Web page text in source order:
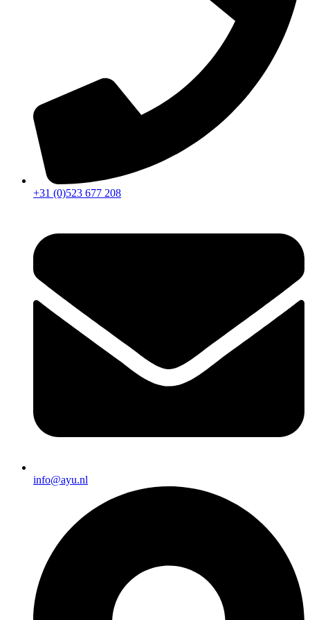
+31 (0)523 677 208
info@ayu.nl